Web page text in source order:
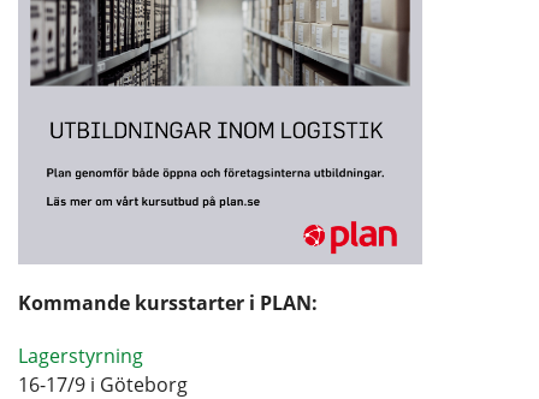
Kommande kursstarter i PLAN:
Lagerstyrning
16-17/9 i Göteborg